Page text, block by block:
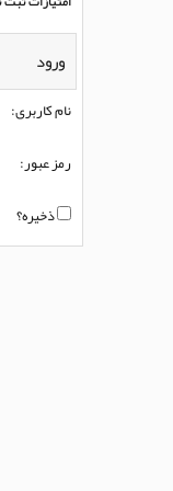
ورود
نام کاربری:
رمز عبور:
ذخیره؟